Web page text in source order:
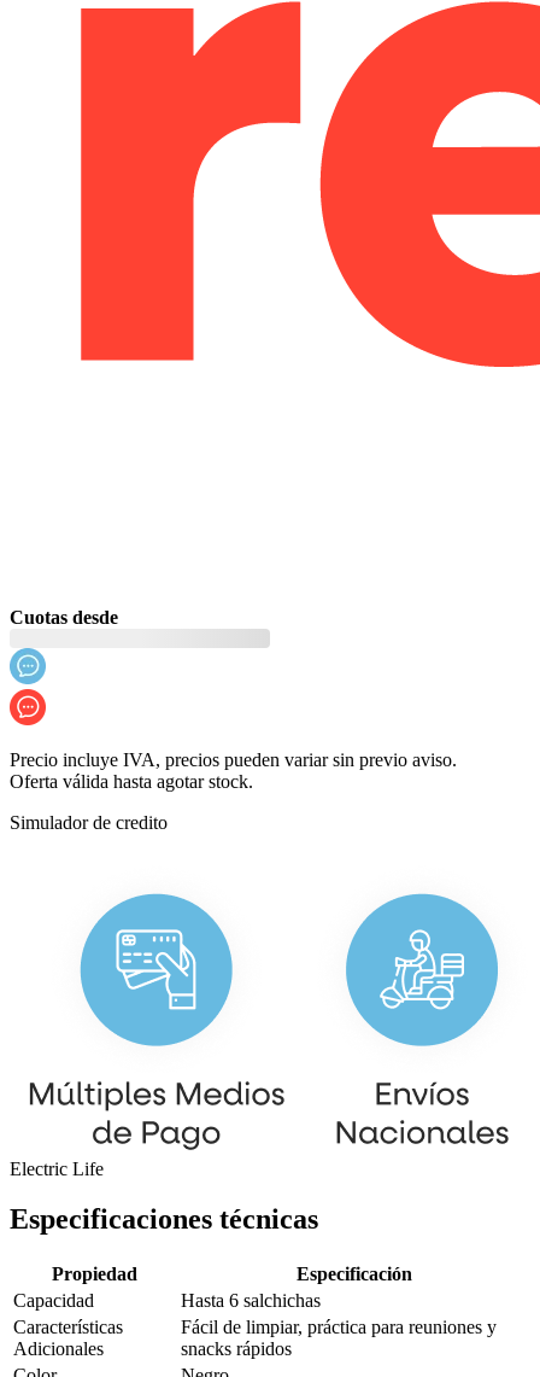
Cuotas desde
Precio incluye IVA, precios pueden variar sin previo aviso.
Oferta válida hasta agotar stock.
Simulador de credito
Electric Life
Especificaciones técnicas
Propiedad
Especificación
Capacidad
Hasta 6 salchichas
Características
Adicionales
Fácil de limpiar, práctica para reuniones y
snacks rápidos